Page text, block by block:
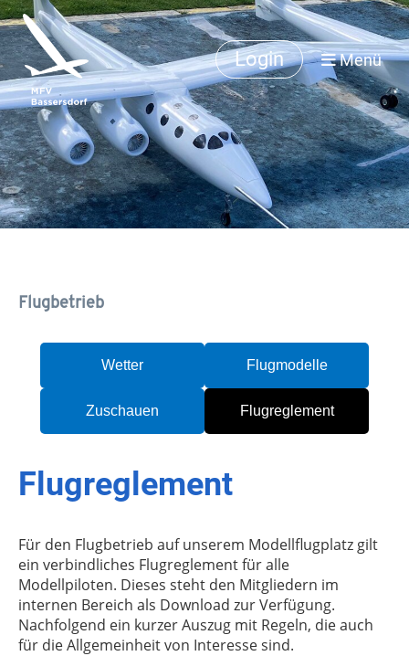
Login Menü
Flugbetrieb
Wetter Flugmodelle
Zuschauen Flugreglement
Flugreglement
Für den Flugbetrieb auf unserem Modellflugplatz gilt
ein verbindliches Flugreglement für alle
Modellpiloten. Dieses steht den Mitgliedern im
internen Bereich als Download zur Verfügung.
Nachfolgend ein kurzer Auszug mit Regeln, die auch
für die Allgemeinheit von Interesse sind.